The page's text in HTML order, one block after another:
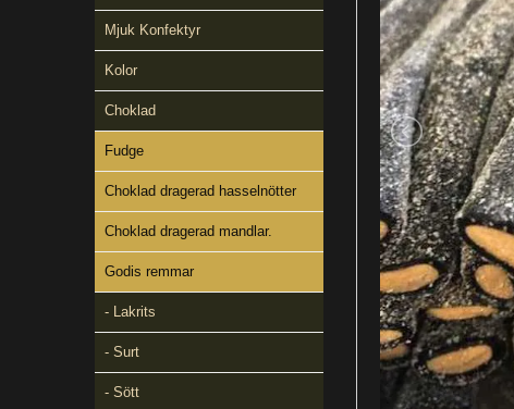
Mjuk Konfektyr
Kolor
Choklad
Fudge
Choklad dragerad hasselnötter
Choklad dragerad mandlar.
Godis remmar
- Lakrits
- Surt
- Sött